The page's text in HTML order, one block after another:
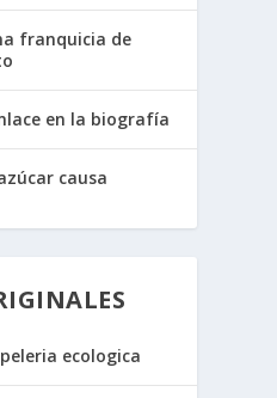
franquicia de
en la biografía
causa
ecologica